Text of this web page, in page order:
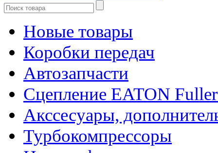
Новые товары
Коробки передач
Автозапчасти
Сцепление EATON
Акссесуары,
Турбокомпрессоры